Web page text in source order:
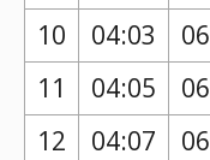
10
04:03
11
04:05
12
04:07